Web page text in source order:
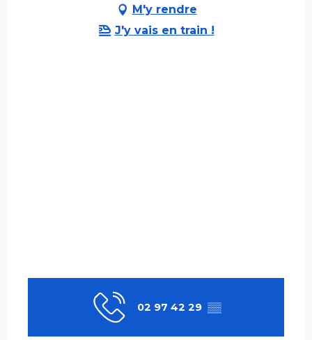
M'y rendre
J'y vais en train !
02 97 42 29 ▒▒